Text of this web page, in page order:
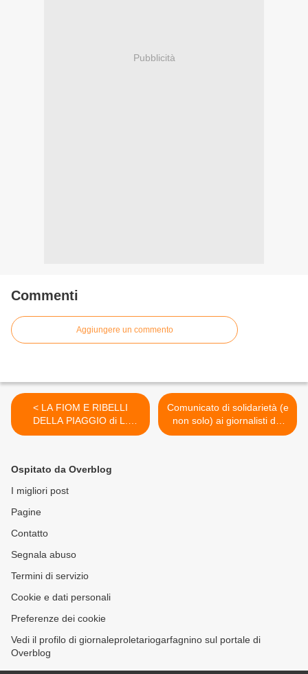
Pubblicità
Commenti
Aggiungere un commento
< LA FIOM E RIBELLI
DELLA PIAGGIO di L.
Mortara
Comunicato di solidarietà (e
non solo) ai giornalisti del
Nuovo Corriere di Lucca e
Ospitato da Overblog
I migliori post
Pagine
Contatto
Segnala abuso
Termini di servizio
Cookie e dati personali
Preferenze dei cookie
Vedi il profilo di giornaleproletariogarfagnino sul portale di
Overblog